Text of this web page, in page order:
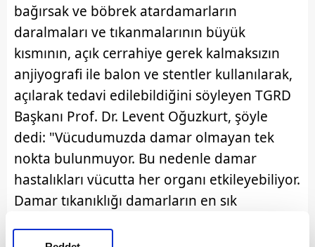
bağırsak ve böbrek atardamarların
daralmaları ve tıkanmalarının büyük
kısmının, açık cerrahiye gerek kalmaksızın
anjiyografi ile balon ve stentler kullanılarak,
açılarak tedavi edilebildiğini söyleyen TGRD
Başkanı Prof. Dr. Levent Oğuzkurt, şöyle
dedi: "Vücudumuzda damar olmayan tek
nokta bulunmuyor. Bu nedenle damar
hastalıkları vücutta her organı etkileyebiliyor.
Damar tıkanıklığı damarların en sık
hastalıklara bağlı bir numaralı ölüm sebebi.